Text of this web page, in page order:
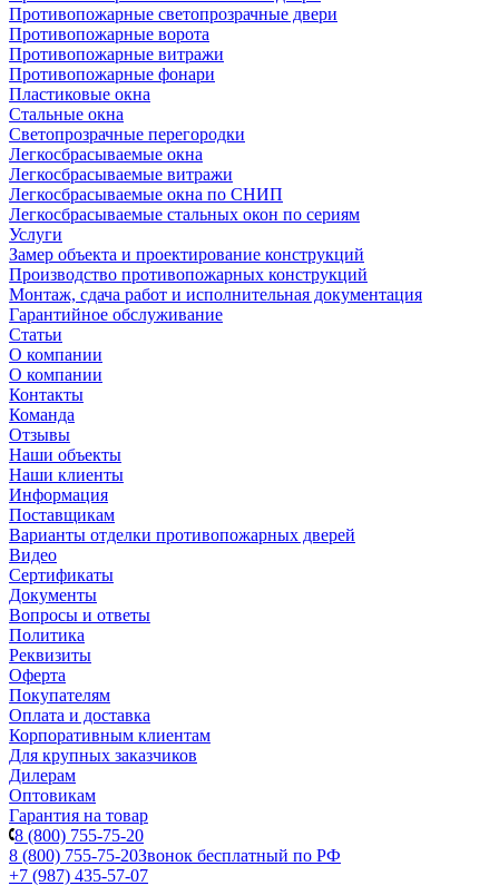
Противопожарные светопрозрачные двери
Противопожарные ворота
Противопожарные витражи
Противопожарные фонари
Пластиковые окна
Стальные окна
Светопрозрачные перегородки
Легкосбрасываемые окна
Легкосбрасываемые витражи
Легкосбрасываемые окна по СНИП
Легкосбрасываемые стальных окон по сериям
Услуги
Замер объекта и проектирование конструкций
Производство противопожарных конструкций
Монтаж, сдача работ и исполнительная документация
Гарантийное обслуживание
Статьи
О компании
О компании
Контакты
Команда
Отзывы
Наши объекты
Наши клиенты
Информация
Поставщикам
Варианты отделки противопожарных дверей
Видео
Сертификаты
Документы
Вопросы и ответы
Политика
Реквизиты
Оферта
Покупателям
Оплата и доставка
Корпоративным клиентам
Для крупных заказчиков
Дилерам
Оптовикам
Гарантия на товар
8 (800) 755-75-20
8 (800) 755-75-20Звонок бесплатный по РФ
+7 (987) 435-57-07